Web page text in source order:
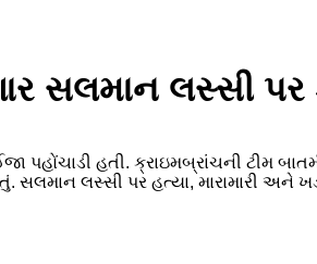
સલમાન લસ્સી
પહોંચાડી હતી. ક્રાઇમબ્રાંચની ટીમ
સલમાન લસ્સી પર હત્યા, મારામારી